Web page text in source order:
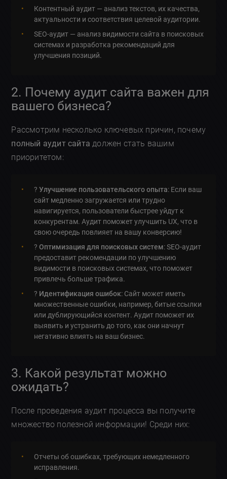
Контентный аудит — анализ текстов, их качества,
актуальности и соответствия целевой аудитории.
SEO-аудит — анализ видимости сайта в поисковых
системах и разработка рекомендаций для
улучшения позиций.
2. Почему аудит сайта важен для
вашего бизнеса?
Рассмотрим несколько ключевых причин, почему
полный аудит сайта должен стать вашим
приоритетом:
?Улучшение пользовательского опыта: Если ваш
сайт медленно загружается или трудно
навигируется, пользователи быстрее уйдут к
конкурентам. Аудит поможет улучшить UX, что в
свою очередь повлияет на вашу конверсию!
?Оптимизация для поисковых систем: SEO-аудит
предоставит рекомендации по улучшению
видимости в поисковых системах, что поможет
привлечь больше трафика.
? Идентификация ошибок: Сайт может иметь
множественные ошибки, например, битые ссылки
или дублирующийся контент. Аудит поможет их
выявить и устранить до того, как они начнут
негативно влиять на ваш бизнес.
3. Какой результат можно
ожидать?
После проведения аудит процесса вы получите
множество полезной информации! Среди них:
Отчеты об ошибках, требующих немедленного
исправления.